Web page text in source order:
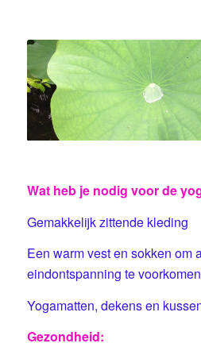
Wat heb je nodig voor de
Gemakkelijk zittende kleding
Een warm vest en sokken om
eindontspanning te
Yogamatten, dekens en
Gezondheid: